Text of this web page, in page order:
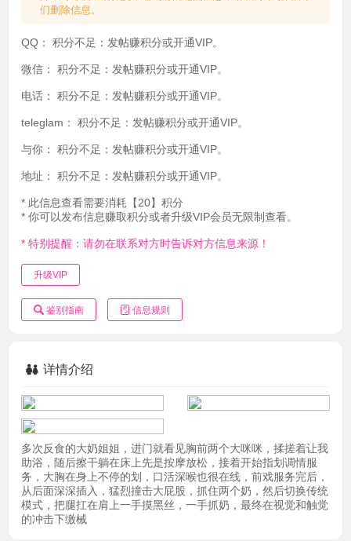
们删除信息。
QQ： 积分不足：发帖赚积分或开通VIP。
微信： 积分不足：发帖赚积分或开通VIP。
电话： 积分不足：发帖赚积分或开通VIP。
teleglam： 积分不足：发帖赚积分或开通VIP。
与你： 积分不足：发帖赚积分或开通VIP。
地址： 积分不足：发帖赚积分或开通VIP。
* 此信息查看需要消耗【20】积分
* 你可以发布信息赚取积分或者升级VIP会员无限制查看。
* 特别提醒：请勿在联系对方时告诉对方信息来源！
升级VIP
鉴别指南 信息规则
详情介绍
多次反食的大奶姐姐，进门就看见胸前两个大咪咪，揉搓着让我
助浴，随后擦干躺在床上先是按摩放松，接着开始指划调情服
务，大胸在身上不停的划，口活深喉也很在线，前戏服务完后，
从后面深深插入，猛烈撞击大屁股，抓住两个奶，然后切换传统
模式，把腿扛在肩上一手摸黑丝，一手抓奶，最终在视觉和触觉
的冲击下缴械